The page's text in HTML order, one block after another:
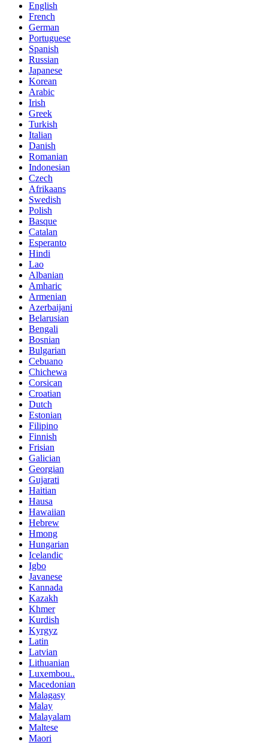
English
French
German
Portuguese
Spanish
Russian
Japanese
Korean
Arabic
Irish
Greek
Turkish
Italian
Danish
Romanian
Indonesian
Czech
Afrikaans
Swedish
Polish
Basque
Catalan
Esperanto
Hindi
Lao
Albanian
Amharic
Armenian
Azerbaijani
Belarusian
Bengali
Bosnian
Bulgarian
Cebuano
Chichewa
Corsican
Croatian
Dutch
Estonian
Filipino
Finnish
Frisian
Galician
Georgian
Gujarati
Haitian
Hausa
Hawaiian
Hebrew
Hmong
Hungarian
Icelandic
Igbo
Javanese
Kannada
Kazakh
Khmer
Kurdish
Kyrgyz
Latin
Latvian
Lithuanian
Luxembou..
Macedonian
Malagasy
Malay
Malayalam
Maltese
Maori